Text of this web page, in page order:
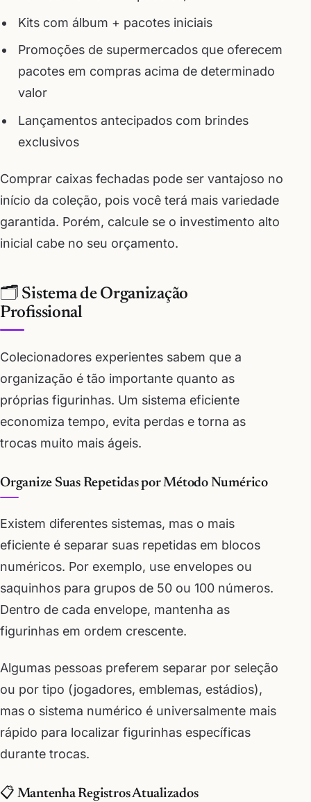
Kits com álbum + pacotes iniciais
Promoções de supermercados que oferecem
pacotes em compras acima de determinado
valor
Lançamentos antecipados com brindes
exclusivos
Comprar caixas fechadas pode ser vantajoso no
início da coleção, pois você terá mais variedade
garantida. Porém, calcule se o investimento alto
inicial cabe no seu orçamento.
🗂️ Sistema de Organização
Profissional
Colecionadores experientes sabem que a
organização é tão importante quanto as
próprias figurinhas. Um sistema eficiente
economiza tempo, evita perdas e torna as
trocas muito mais ágeis.
Organize Suas Repetidas por Método Numérico
Existem diferentes sistemas, mas o mais
eficiente é separar suas repetidas em blocos
numéricos. Por exemplo, use envelopes ou
saquinhos para grupos de 50 ou 100 números.
Dentro de cada envelope, mantenha as
figurinhas em ordem crescente.
Algumas pessoas preferem separar por seleção
ou por tipo (jogadores, emblemas, estádios),
mas o sistema numérico é universalmente mais
rápido para localizar figurinhas específicas
durante trocas.
📋 Mantenha Registros Atualizados